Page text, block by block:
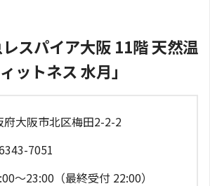
スパイア大阪 11階 天然温
ットネス 水月」
府大阪市北区梅田2-2-2
7051
～23:00（最終受付 22:00）